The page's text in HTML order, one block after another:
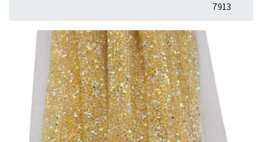
7913